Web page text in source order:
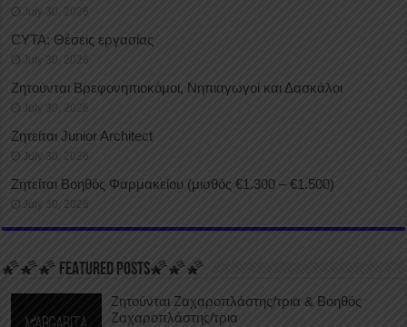
July 30, 2026
CYTA: Θέσεις εργασίας
July 30, 2026
Ζητούνται Βρεφονηπιοκόμοι, Νηπιαγωγοί και Δασκάλοι
July 30, 2026
Ζητείται Junior Architect
July 30, 2026
Ζητείται Βοηθός Φαρμακείου (μισθός €1.300 – €1.500)
July 30, 2026
🌠🌠🌠 FEATURED POSTS🌠🌠🌠
Ζητούνται Ζαχαροπλάστης/τρια & Βοηθός
Ζαχαροπλάστης/τρια